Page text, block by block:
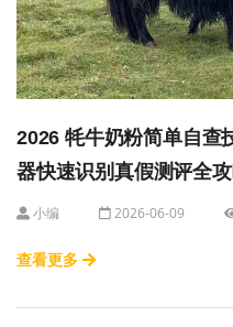
2026 牦牛奶粉简单自查
器快速识别真假测评全
小编 2026-06-09
查看更多